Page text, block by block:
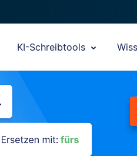
KI-Schreibtools